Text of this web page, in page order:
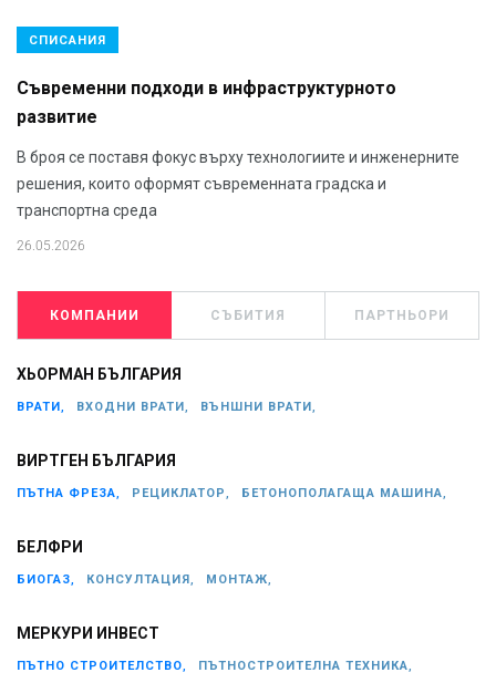
СПИСАНИЯ
Съвременни подходи в инфраструктурното
развитие
В броя се поставя фокус върху технологиите и инженерните
решения, които оформят съвременната градска и
транспортна среда
26.05.2026
КОМПАНИИ СЪБИТИЯ ПАРТНЬОРИ
ХЬОРМАН БЪЛГАРИЯ
ВРАТИ, ВХОДНИ ВРАТИ, ВЪНШНИ ВРАТИ,
ВИРТГЕН БЪЛГАРИЯ
ПЪТНА ФРЕЗА, РЕЦИКЛАТОР, БЕТОНОПОЛАГАЩА МАШИНА,
БЕЛФРИ
БИОГАЗ, КОНСУЛТАЦИЯ, МОНТАЖ,
МЕРКУРИ ИНВЕСТ
ПЪТНО СТРОИТЕЛСТВО,
ПЪТНОСТРОИТЕЛНА ТЕХНИКА,